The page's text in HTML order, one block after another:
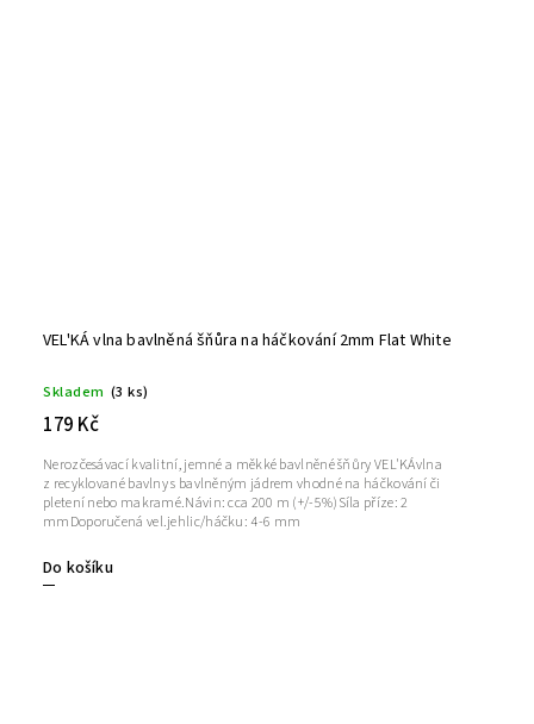
VEL'KÁ vlna bavlněná šňůra na háčkování 2mm Flat White
Skladem (3 ks)
179 Kč
Do košíku
Nerozčesávací kvalitní, jemné a měkké bavlněné šňůry VEL'KÁvlna
z recyklované bavlny s bavlněným jádrem vhodné na háčkování či
pletení nebo makramé.Návin: cca 200 m (+/-5%)Síla příze: 2
mmDoporučená vel.jehlic/háčku: 4-6 mm